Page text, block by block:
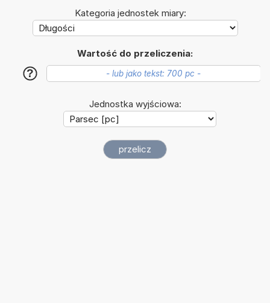
Kategoria jednostek miary:
Wartość do przeliczenia:
?
Jednostka wyjściowa: